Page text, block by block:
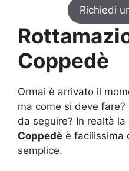
Richiedi
Coppedè
Ormai è arrivato il
ma come si deve
da seguire? In realtà la
Coppedè è facilissima
semplice.